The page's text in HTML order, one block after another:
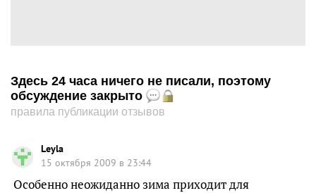
Здесь 24 часа ничего не писали, поэтому
обсуждение закрыто
правила публикации отзывов
Leyla
15 октября 2009 в 23:44
Особенно неожиданно зима приходит для